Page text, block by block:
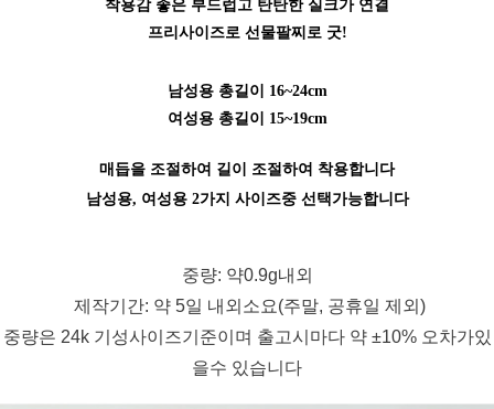
착용감 좋은 부드럽고 탄탄한 실크가 연결
프리사이즈로 선물팔찌로 굿!
남성용 총길이 16~24cm
여성용 총길이 15~19cm
매듭을 조절하여 길이 조절하여 착용합니다
남성용, 여성용 2가지 사이즈중 선택가능합니다
중량: 약0.9g내외
제작기간: 약 5일 내외소요(주말, 공휴일 제외)
중량은 24k 기성사이즈기준이며 출고시마다 약 ±10% 오차가있
을수 있습니다